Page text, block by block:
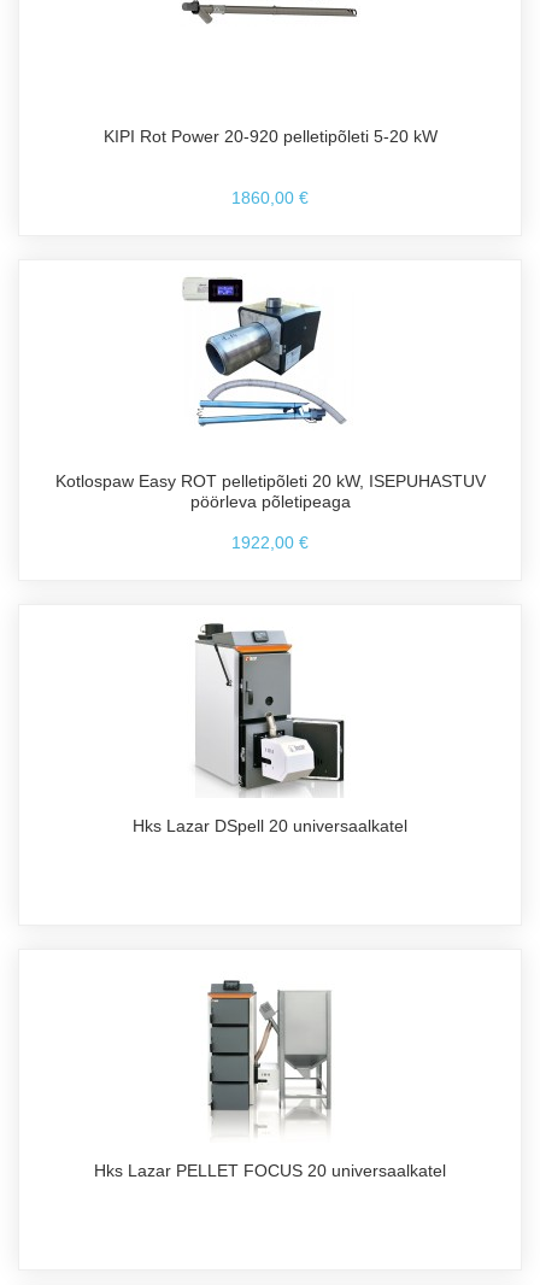
KIPI Rot Power 20-920 pelletipõleti 5-20 kW
1860,00 €
Kotlospaw Easy ROT pelletipõleti 20 kW, ISEPUHASTUV
pöörleva põletipeaga
1922,00 €
Hks Lazar DSpell 20 universaalkatel
Hks Lazar PELLET FOCUS 20 universaalkatel